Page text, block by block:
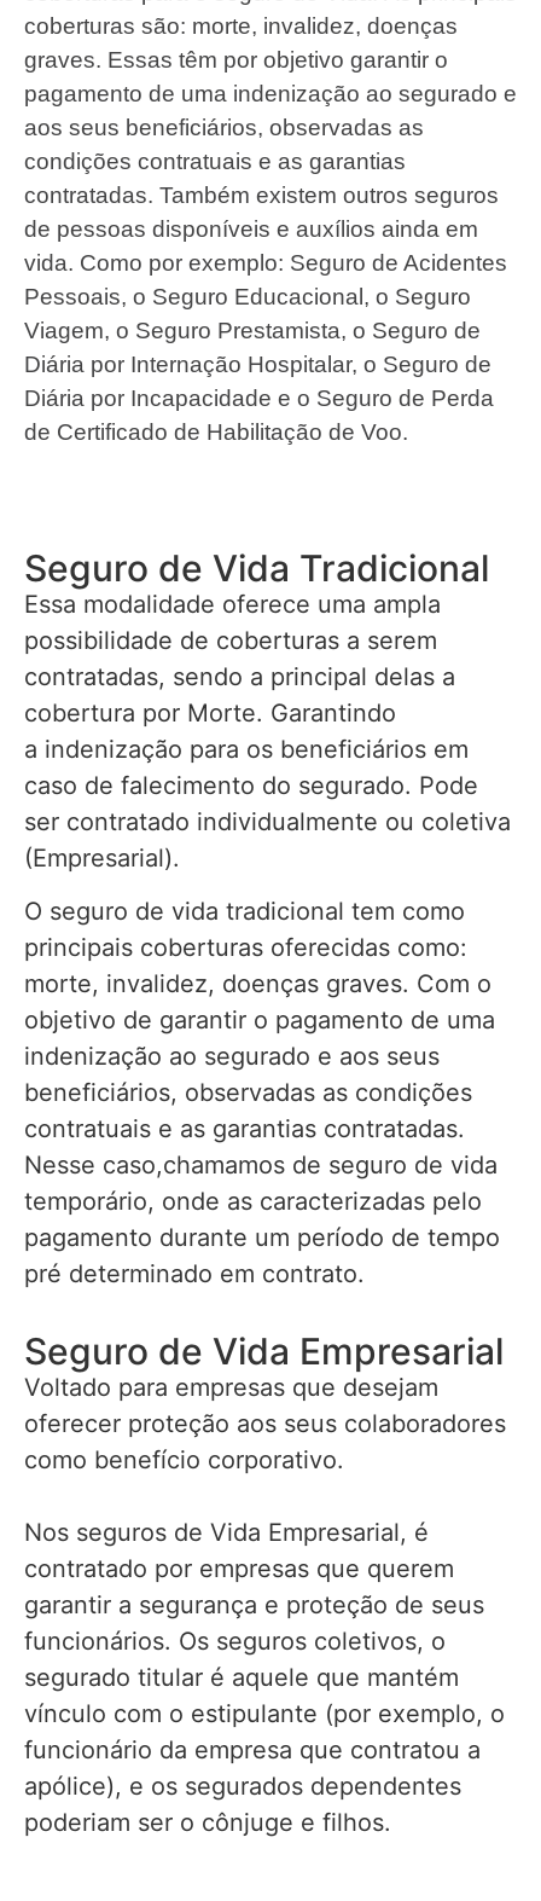
coberturas são: morte, invalidez, doenças
graves. Essas têm por objetivo garantir o
pagamento de uma indenização ao segurado e
aos seus beneficiários, observadas as
condições contratuais e as garantias
contratadas. Também existem outros seguros
de pessoas disponíveis e auxílios ainda em
vida. Como por exemplo: Seguro de Acidentes
Pessoais, o Seguro Educacional, o Seguro
Viagem, o Seguro Prestamista, o Seguro de
Diária por Internação Hospitalar, o Seguro de
Diária por Incapacidade e o Seguro de Perda
de Certificado de Habilitação de Voo.
Seguro de Vida Tradicional
Essa modalidade oferece uma ampla
possibilidade de coberturas a serem
contratadas, sendo a principal delas a
cobertura por Morte. Garantindo
a indenização para os beneficiários em
caso de falecimento do segurado. Pode
ser contratado individualmente ou coletiva
(Empresarial).
O seguro de vida tradicional tem como
principais coberturas oferecidas como:
morte, invalidez, doenças graves. Com o
objetivo de garantir o pagamento de uma
indenização ao segurado e aos seus
beneficiários, observadas as condições
contratuais e as garantias contratadas.
Nesse caso,chamamos de seguro de vida
temporário, onde as caracterizadas pelo
pagamento durante um período de tempo
pré determinado em contrato.
Seguro de Vida Empresarial
Voltado para empresas que desejam
oferecer proteção aos seus colaboradores
como benefício corporativo.
Nos seguros de Vida Empresarial, é
contratado por empresas que querem
garantir a segurança e proteção de seus
funcionários. Os seguros coletivos, o
segurado titular é aquele que mantém
vínculo com o estipulante (por exemplo, o
funcionário da empresa que contratou a
apólice), e os segurados dependentes
poderiam ser o cônjuge e filhos.